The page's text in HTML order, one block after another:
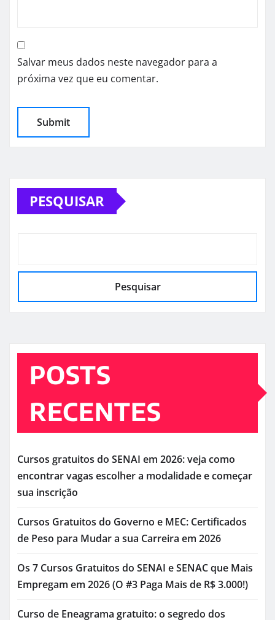
Salvar meus dados neste navegador para a
próxima vez que eu comentar.
PESQUISAR
Pesquisar
POSTS
RECENTES
Cursos gratuitos do SENAI em 2026: veja como
encontrar vagas escolher a modalidade e começar
sua inscrição
Cursos Gratuitos do Governo e MEC: Certificados
de Peso para Mudar a sua Carreira em 2026
Os 7 Cursos Gratuitos do SENAI e SENAC que Mais
Empregam em 2026 (O #3 Paga Mais de R$ 3.000!)
Curso de Eneagrama gratuito: o segredo dos